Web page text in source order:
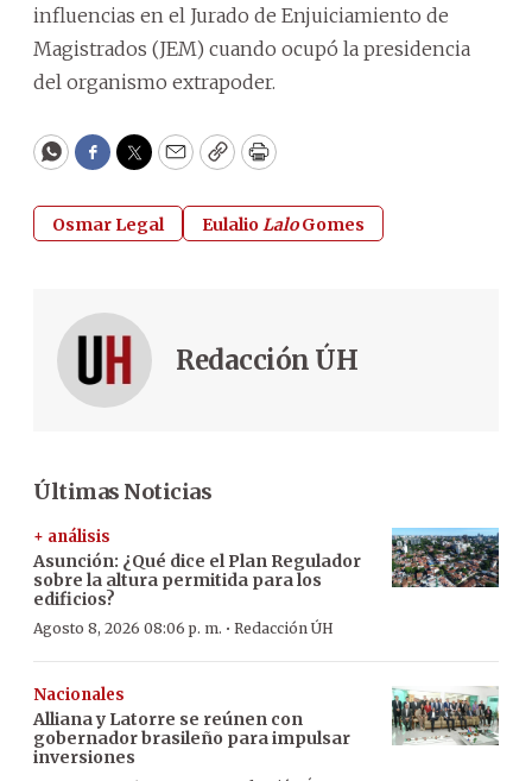
influencias en el Jurado de Enjuiciamiento de
Magistrados (JEM) cuando ocupó la presidencia
del organismo extrapoder.
WhatsApp
Facebook
Twitter
EmailCopyPrint
Osmar Legal EulalioLaloGomes
Redacción ÚH
Últimas Noticias
+ análisis
Asunción: ¿Qué dice el Plan Regulador
sobre la altura permitida para los
edificios?
Agosto 8, 2026 08:06 p. m. · Redacción ÚH
Nacionales
Alliana y Latorre se reúnen con
gobernador brasileño para impulsar
inversiones